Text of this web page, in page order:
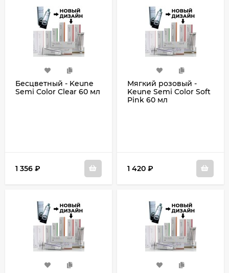
Бесцветный - Keune
Semi Color Clear 60 мл
1 356 ₽
Мягкий розовый -
Keune Semi Color Soft
Pink 60 мл
1 420 ₽